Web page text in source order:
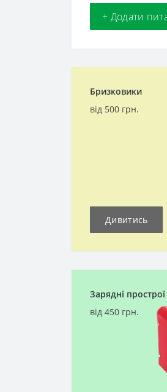
+ Додати
Бризковики
від 500 грн.
Дивитись
Зарядні прострої
від 450 грн.